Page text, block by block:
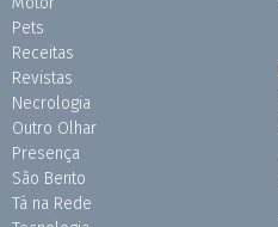
Pets
Receitas
Revistas
Necrologia
Outro Olhar
Presença
São Bento
Tá na Rede